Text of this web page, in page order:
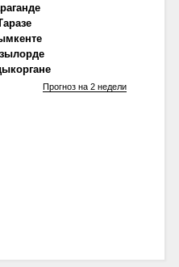
Прогноз на 2 недели